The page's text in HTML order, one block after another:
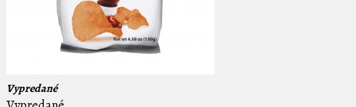
Vypredané